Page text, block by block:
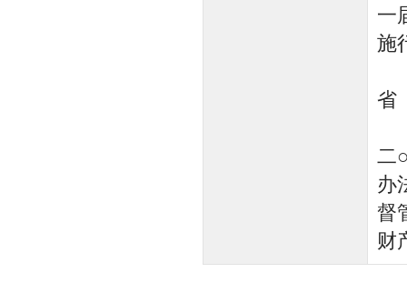
一
施
二
办
督
财